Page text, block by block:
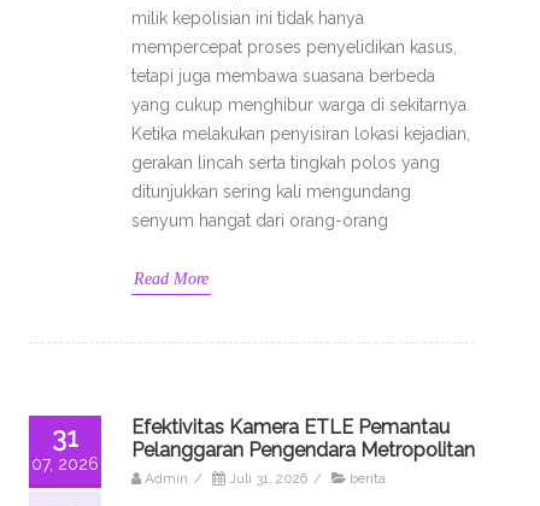
milik kepolisian ini tidak hanya
mempercepat proses penyelidikan kasus,
tetapi juga membawa suasana berbeda
yang cukup menghibur warga di sekitarnya.
Ketika melakukan penyisiran lokasi kejadian,
gerakan lincah serta tingkah polos yang
ditunjukkan sering kali mengundang
senyum hangat dari orang-orang
Read More
31
07, 2026
Efektivitas Kamera ETLE Pemantau
Pelanggaran Pengendara Metropolitan
Admin / Juli 31, 2026 / berita